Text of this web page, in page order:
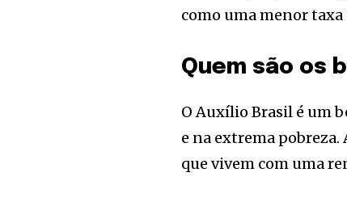
como uma menor
Quem são os
O Auxílio Brasil é um
e na extrema
que vivem com uma